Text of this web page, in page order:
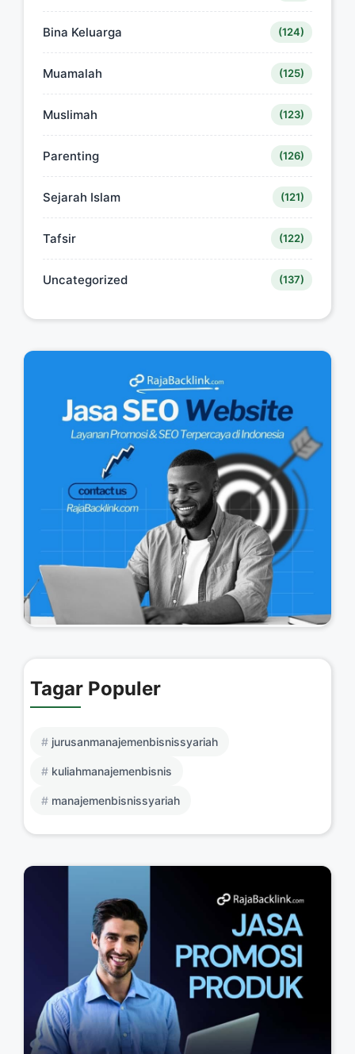
Bina Keluarga (124)
Muamalah (125)
Muslimah (123)
Parenting (126)
Sejarah Islam (121)
Tafsir (122)
Uncategorized (137)
Tagar Populer
jurusanmanajemenbisnissyariah
kuliahmanajemenbisnis
manajemenbisnissyariah